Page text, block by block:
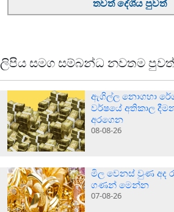
තවත් දේශීය පුවත්
ලිපිය සමග සම්බන්ධ නවතම
ඇගිල්ල නොගහා
වර්ෂයේ අතිකාල
අරගෙන
08-08-26
මිල වෙනස් වුණ අද
ගණන් මෙන්න
07-08-26